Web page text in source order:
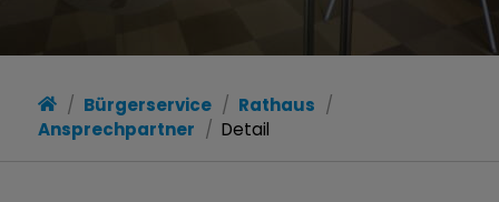
Bürgerservice
Rathaus
Ansprechpartner
Detail